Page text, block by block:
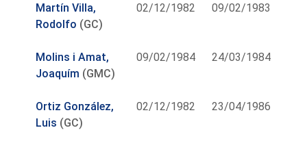
Martín Villa,
Rodolfo (GC)
02/12/1982 09/02/1983
Molins i Amat,
Joaquím (GMC)
09/02/1984 24/03/1984
Ortiz González,
Luis (GC)
02/12/1982 23/04/1986